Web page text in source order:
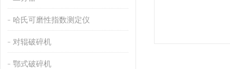
哈氏可磨性指数测定仪
对辊破碎机
鄂式破碎机